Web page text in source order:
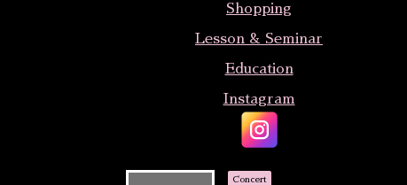
Shopping
Lesson & Seminar
Education
Instagram
Concert